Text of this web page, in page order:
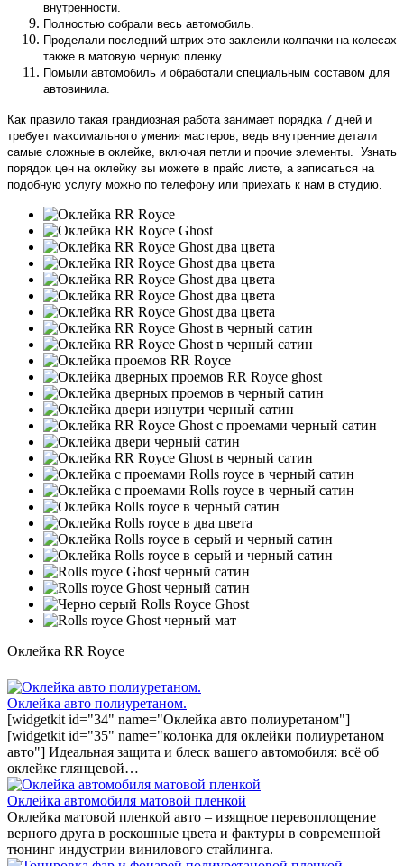
внутренности.
Полностью собрали весь автомобиль.
Проделали последний штрих это заклеили колпачки на колесах
также в матовую черную пленку.
Помыли автомобиль и обработали специальным составом для
автовинила.
Как правило такая грандиозная работа занимает порядка 7 дней и
требует максимального умения мастеров, ведь внутренние детали
самые сложные в оклейке, включая петли и прочие элементы. Узнать
порядок цен на оклейку вы можете в прайс листе, а записаться на
подобную услугу можно по телефону или приехать к нам в студию.
Оклейка RR Royce
Оклейка авто полиуретаном.
[widgetkit id="34" name="Оклейка авто полиуретаном"]
[widgetkit id="35" name="колонка для оклейки полиуретаном
авто"] Идеальная защита и блеск вашего автомобиля: всё об
оклейке глянцевой…
Оклейка автомобиля матовой пленкой
Оклейка матовой пленкой авто – изящное перевоплощение
верного друга в роскошные цвета и фактуры в современной
тюнинг индустрии винилового стайлинга.